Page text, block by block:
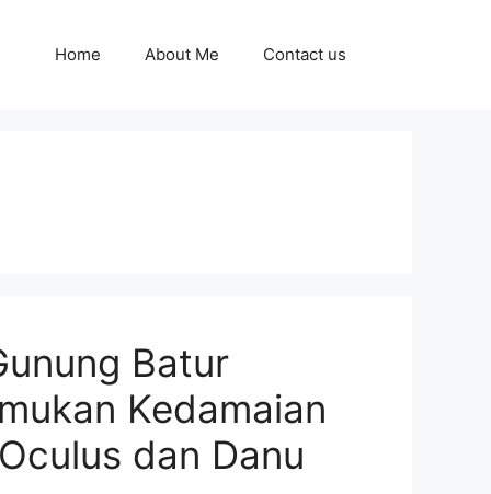
Home About Me Contact us
Batur
Kedamaian
dan Danu